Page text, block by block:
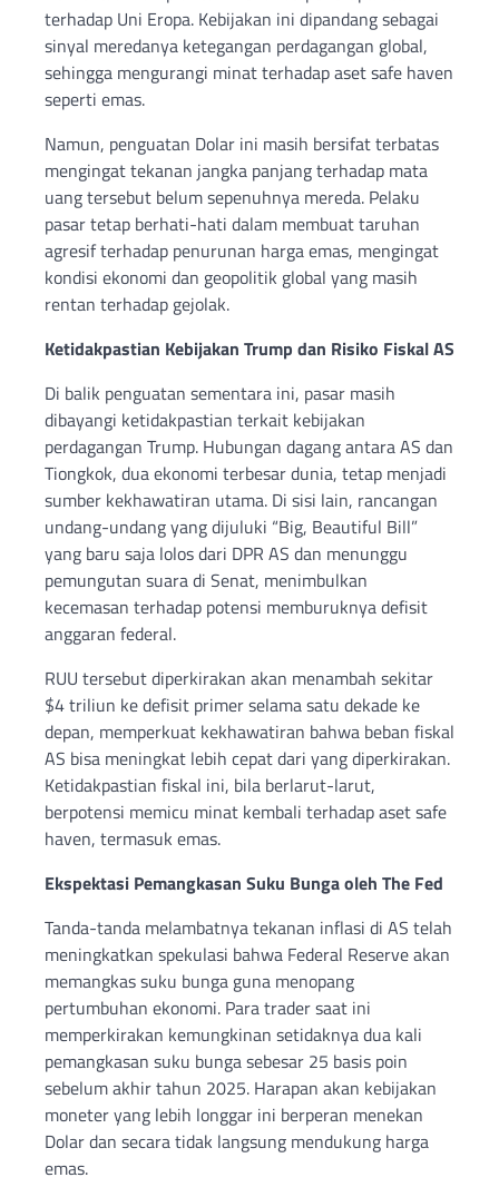
terhadap Uni Eropa. Kebijakan ini dipandang sebagai
sinyal meredanya ketegangan perdagangan global,
sehingga mengurangi minat terhadap aset safe haven
seperti emas.
Namun, penguatan Dolar ini masih bersifat terbatas
mengingat tekanan jangka panjang terhadap mata
uang tersebut belum sepenuhnya mereda. Pelaku
pasar tetap berhati-hati dalam membuat taruhan
agresif terhadap penurunan harga emas, mengingat
kondisi ekonomi dan geopolitik global yang masih
rentan terhadap gejolak.
Ketidakpastian Kebijakan Trump dan Risiko Fiskal AS
Di balik penguatan sementara ini, pasar masih
dibayangi ketidakpastian terkait kebijakan
perdagangan Trump. Hubungan dagang antara AS dan
Tiongkok, dua ekonomi terbesar dunia, tetap menjadi
sumber kekhawatiran utama. Di sisi lain, rancangan
undang-undang yang dijuluki “Big, Beautiful Bill”
yang baru saja lolos dari DPR AS dan menunggu
pemungutan suara di Senat, menimbulkan
kecemasan terhadap potensi memburuknya defisit
anggaran federal.
RUU tersebut diperkirakan akan menambah sekitar
$4 triliun ke defisit primer selama satu dekade ke
depan, memperkuat kekhawatiran bahwa beban fiskal
AS bisa meningkat lebih cepat dari yang diperkirakan.
Ketidakpastian fiskal ini, bila berlarut-larut,
berpotensi memicu minat kembali terhadap aset safe
haven, termasuk emas.
Ekspektasi Pemangkasan Suku Bunga oleh The Fed
Tanda-tanda melambatnya tekanan inflasi di AS telah
meningkatkan spekulasi bahwa Federal Reserve akan
memangkas suku bunga guna menopang
pertumbuhan ekonomi. Para trader saat ini
memperkirakan kemungkinan setidaknya dua kali
pemangkasan suku bunga sebesar 25 basis poin
sebelum akhir tahun 2025. Harapan akan kebijakan
moneter yang lebih longgar ini berperan menekan
Dolar dan secara tidak langsung mendukung harga
emas.